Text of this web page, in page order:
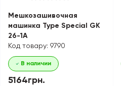
Мешкозашивочная
машинка Type Special GK
26-1A
Код товару: 9790
В наличии
5164грн.